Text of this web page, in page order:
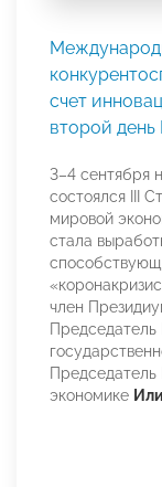
счет
второй
3–4
состоялся III
мировой
стала
член
экономике